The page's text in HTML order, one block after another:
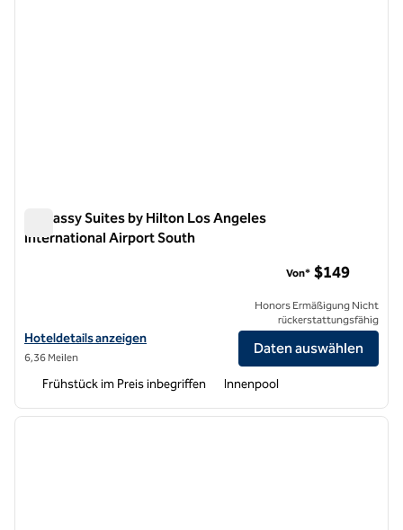
Embassy Suites by Hilton Los Angeles
International Airport South
Hoteldetails für Embassy Suites by Hilton Los Angeles International
Hoteldetails anzeigen
6,36 Meilen
Von* $149
Honors Ermäßigung Nicht
rückerstattungsfähig
Daten auswählen
Frühstück im Preis inbegriffen Innenpool
1 von 12